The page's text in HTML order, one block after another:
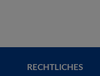
RECHTLICHES